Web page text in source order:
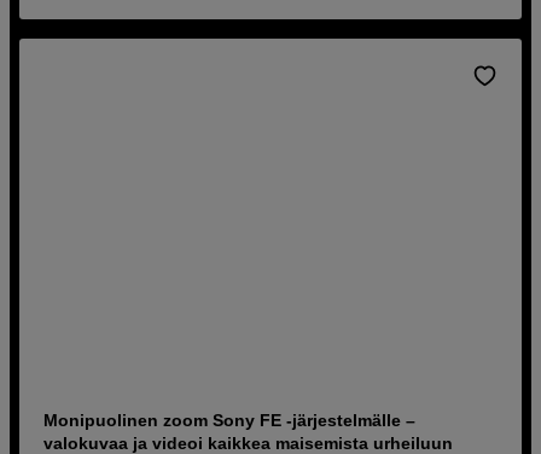
Monipuolinen zoom Sony FE -järjestelmälle –
valokuvaa ja videoi kaikkea maisemista urheiluun